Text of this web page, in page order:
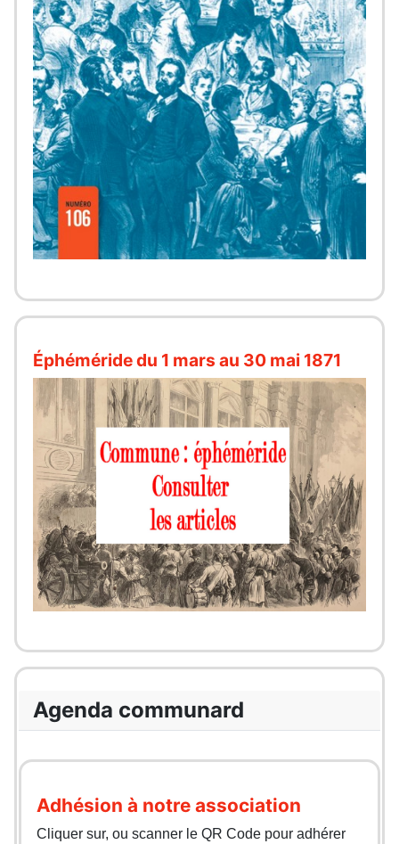
Éphéméride du 1 mars au 30 mai 1871
Agenda communard
Adhésion à notre association
Cliquer sur, ou scanner le QR Code pour adhérer